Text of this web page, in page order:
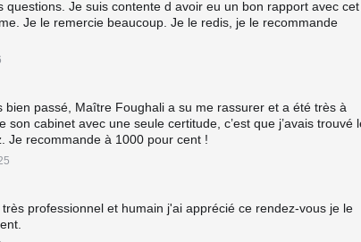
questions. Je suis contente d avoir eu un bon rapport avec cet
Je le remercie beaucoup. Je le redis, je le recommande
bien passé, Maître Foughali a su me rassurer et a été très à
son cabinet avec une seule certitude, c’est que j’avais trouvé
Je recommande à 1000 pour cent !
professionnel et humain j'ai apprécié ce rendez-vous je le